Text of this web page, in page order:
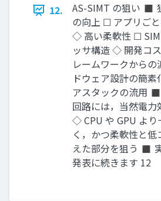
12.
AS-SIMT の狙い ◼
の向上 ☐ アプリご
◇ 高い柔軟性 ☐
ッサ構造 ◇ 開発コ
レームワークからの
ドウェア設計の簡
アスタックの流用
回路には，当然電力
◇ CPU や GPU より
く，かつ柔軟性と
えた部分を狙う ◼
発表に続きます 12